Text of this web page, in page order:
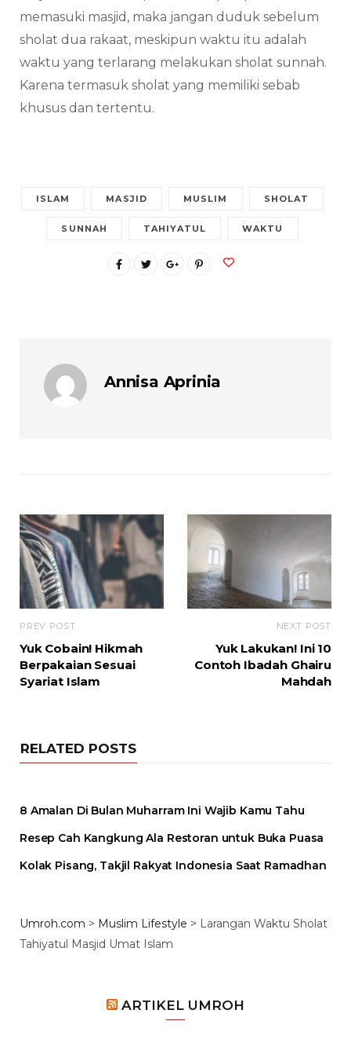
memasuki masjid, maka jangan duduk sebelum
sholat dua rakaat, meskipun waktu itu adalah
waktu yang terlarang melakukan sholat sunnah.
Karena termasuk sholat yang memiliki sebab
khusus dan tertentu.
ISLAM MASJID MUSLIM SHOLAT
SUNNAH TAHIYATUL WAKTU
Annisa Aprinia
PREV POST
Yuk Cobain! Hikmah
Berpakaian Sesuai
Syariat Islam
NEXT POST
Yuk Lakukan! Ini 10
Contoh Ibadah Ghairu
Mahdah
RELATED POSTS
8 Amalan Di Bulan Muharram Ini Wajib Kamu Tahu
Resep Cah Kangkung Ala Restoran untuk Buka Puasa
Kolak Pisang, Takjil Rakyat Indonesia Saat Ramadhan
Umroh.com > Muslim Lifestyle > Larangan Waktu Sholat
Tahiyatul Masjid Umat Islam
ARTIKEL UMROH